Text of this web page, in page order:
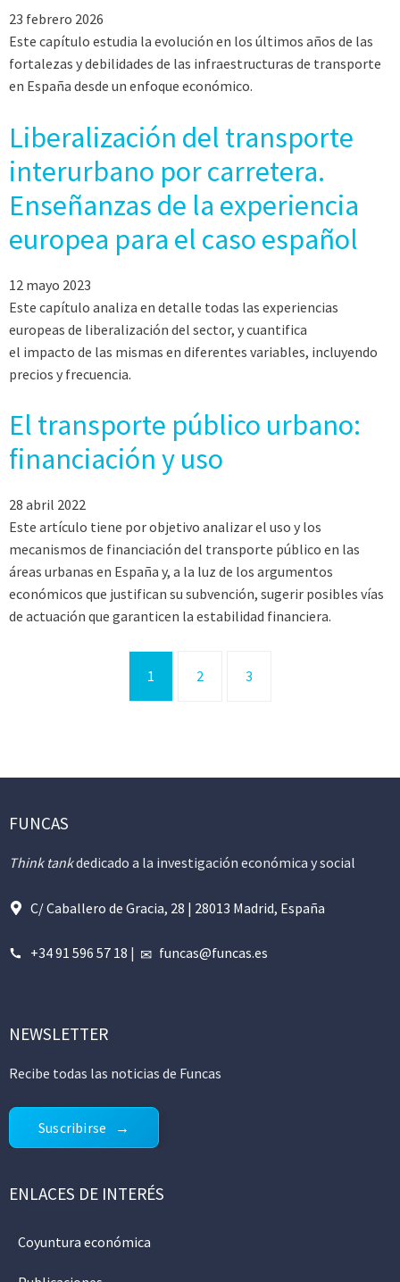
23 febrero 2026
Este capítulo estudia la evolución en los últimos años de las
fortalezas y debilidades de las infraestructuras de transporte
en España desde un enfoque económico.
Liberalización del transporte
interurbano por carretera.
Enseñanzas de la experiencia
europea para el caso español
12 mayo 2023
Este capítulo analiza en detalle todas las experiencias
europeas de liberalización del sector, y cuantifica
el impacto de las mismas en diferentes variables, incluyendo
precios y frecuencia.
El transporte público urbano:
financiación y uso
28 abril 2022
Este artículo tiene por objetivo analizar el uso y los
mecanismos de financiación del transporte público en las
áreas urbanas en España y, a la luz de los argumentos
económicos que justifican su subvención, sugerir posibles vías
de actuación que garanticen la estabilidad financiera.
1 2 3
FUNCAS
Think tankdedicado a la investigación económica y social
C/ Caballero de Gracia, 28 | 28013 Madrid, España
+34 91 596 57 18 | funcas@funcas.es
NEWSLETTER
Recibe todas las noticias de Funcas
Suscribirse
ENLACES DE INTERÉS
Coyuntura económica